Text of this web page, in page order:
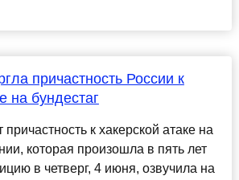
причастность России к
на бундестаг
причастность к хакерской атаке на
которая произошла в пять лет
в четверг, 4 июня, озвучила на